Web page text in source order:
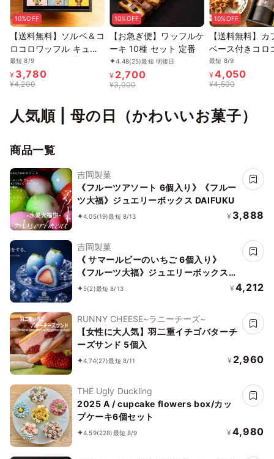
10%OFF
【送料無料】ソルベ＆コ
ロコロワッフル キュー
ブ セット【夏の新作ス
イーツと定番焼き菓子】
お中元2026
最短 8/9
¥ 3,780
¥4,200
10%OFF
【お急ぎ便】ワッフルケ
ーキ 10種 セット 定番
4.48(25)最短 明後日
¥ 2,700
¥3,000
10%OFF
【送料無料】カ
ベース付きコロ
フルキューブ４
お中元2026
最短 8/9
¥4,050
¥4,500
人気順 | 母の日（かわいいお菓子）
商品一覧
吉岡製菓
《フルーツアソート 6個入り》《フルー
ツ大福》ジュエリーボックス DAIFUKU
4.05(19)最短 8/13 ¥ 3,888
吉岡製菓
《 サマールビーのいちご 6個入り》
《フルーツ大福》ジュエリーボックス
《ルビーのいちご》 DAIFUKU ありがと
5(2)最短 8/13 ¥ 4,212
RUNNY CHEESE~ラニーチーズ~
【女性に大人気】羽二重イチゴバターチ
ーズサンド 5個入
4.74(27)最短 8/11 ¥ 2,960
THE Ugly Duckling
2025 A / cupcake flowers box/カッ
プケーキ6個セット
4.59(228)最短 8/9 ¥ 4,980